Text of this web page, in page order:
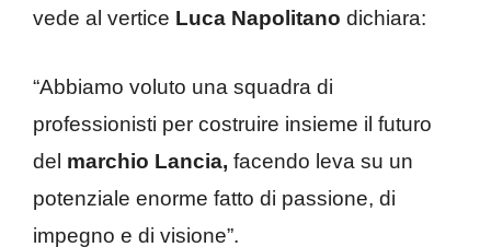
vede al vertice Luca Napolitano dichiara:
“Abbiamo voluto una squadra di
professionisti per costruire insieme il futuro
del marchio Lancia, facendo leva su un
potenziale enorme fatto di passione, di
impegno e di visione”.